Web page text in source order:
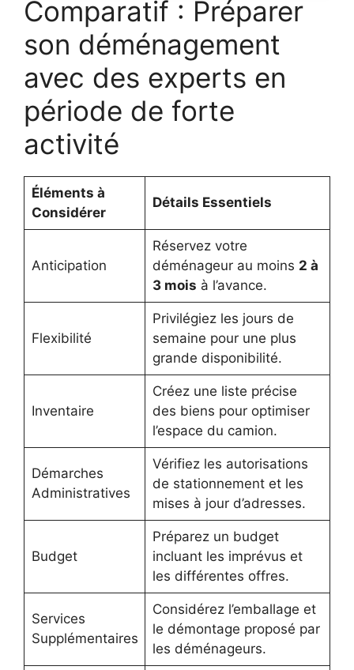
Comparatif : Préparer
son déménagement
avec des experts en
période de forte
activité
Éléments à
Considérer
Détails Essentiels
Anticipation
Réservez votre
déménageur au moins 2 à
3 mois à l’avance.
Flexibilité
Privilégiez les jours de
semaine pour une plus
grande disponibilité.
Inventaire
Créez une liste précise
des biens pour optimiser
l’espace du camion.
Démarches
Administratives
Vérifiez les autorisations
de stationnement et les
mises à jour d’adresses.
Budget
Préparez un budget
incluant les imprévus et
les différentes offres.
Services
Supplémentaires
Considérez l’emballage et
le démontage proposé par
les déménageurs.